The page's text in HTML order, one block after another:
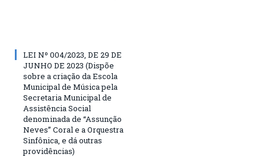
LEI Nº 004/2023, DE 29 DE
JUNHO DE 2023 (Dispõe
sobre a criação da Escola
Municipal de Música pela
Secretaria Municipal de
Assistência Social
denominada de “Assunção
Neves” Coral e a Orquestra
Sinfônica, e dá outras
providências)